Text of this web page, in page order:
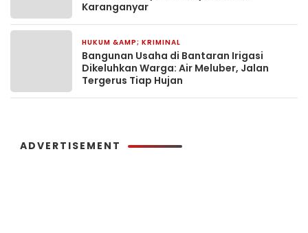
Karanganyar
HUKUM &AMP; KRIMINAL
Bangunan Usaha di Bantaran Irigasi
Dikeluhkan Warga: Air Meluber, Jalan
Tergerus Tiap Hujan
ADVERTISEMENT